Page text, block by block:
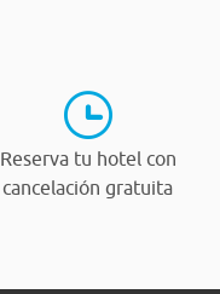
Reserva tu hotel con
cancelación gratuita